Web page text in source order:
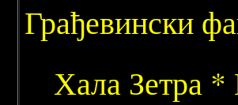
Грађевински
Хала Зетра